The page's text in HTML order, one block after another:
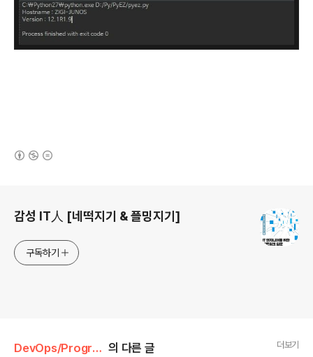
감성 IT人 [네떡지기 & 플밍지기]
구독하기
DevOps/Programmability 의 다른 글 더보기